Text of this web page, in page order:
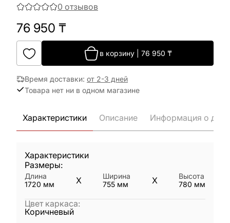
0 отзывов
76 950 ₸
в корзину 76 950 ₸
Время доставки: от 2-3 дней
Товара нет ни в одном магазине
Характеристики Описание Информация о
Характеристики
Размеры:
Длина
1720 мм X
Ширина
755 мм X
Высота
780 мм
Цвет каркаса:
Коричневый